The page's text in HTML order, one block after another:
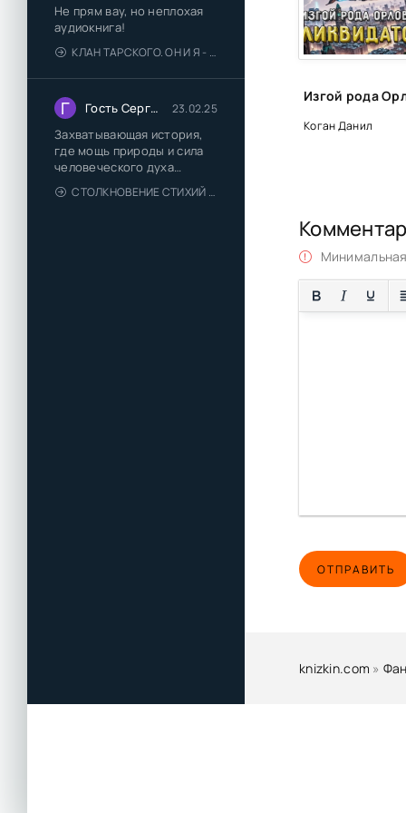
Не прям вау, но неплохая
аудиокнига!
КЛАН ТАРСКОГО. ОН И Я - ЕЛЕНА ТОДОРОВА (1)
Г Гость Сергей 23.02.25
Захватывающая история,
где мощь природы и сила
человеческого духа
сплетаются в напряжённый
и
СТОЛКНОВЕНИЕ СТИХИЙ - ВАЛЕРИЙ ГУМИНСКИЙ
Коган Данил
ОТПРАВИТЬ
knizkin.com »